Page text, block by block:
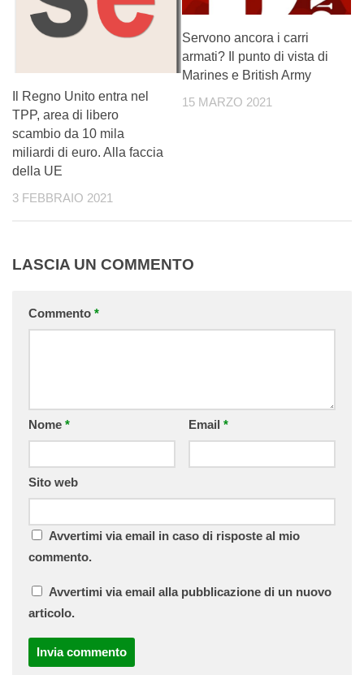
Il Regno Unito entra nel
TPP, area di libero
scambio da 10 mila
miliardi di euro. Alla faccia
della UE
3 FEBBRAIO 2021
Servono ancora i carri
armati? Il punto di vista di
Marines e British Army
15 MARZO 2021
LASCIA UN COMMENTO
Commento *
Nome * Email *
Sito web
Avvertimi via email in caso di risposte al mio
commento.
Avvertimi via email alla pubblicazione di un nuovo
articolo.